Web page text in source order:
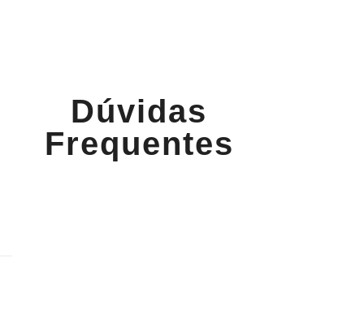
Dúvidas
Frequentes